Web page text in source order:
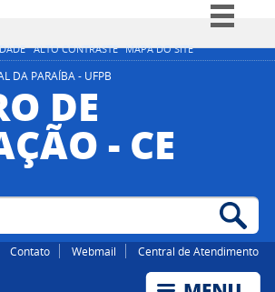
ALTO CONTRASTE MAPA DO SITE
Simplifique!
Acesso à informação
Legislação
DA PARAÍBA - UFPB
DE
- CE
Contato Webmail Central de Atendimento